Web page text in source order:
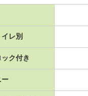
レ別
ク付き
ー